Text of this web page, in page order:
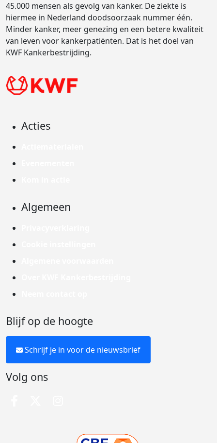
45.000 mensen als gevolg van kanker. De ziekte is
hiermee in Nederland doodsoorzaak nummer één.
Minder kanker, meer genezing en een betere kwaliteit
van leven voor kankerpatiënten. Dat is het doel van
KWF Kankerbestrijding.
Acties
Algemeen
Blijf op de hoogte
Schrijf je in voor de nieuwsbrief
Volg ons